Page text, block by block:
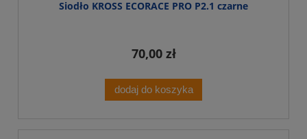
Siodło KROSS ECORACE PRO P2.1 czarne
70,00 zł
dodaj do koszyka